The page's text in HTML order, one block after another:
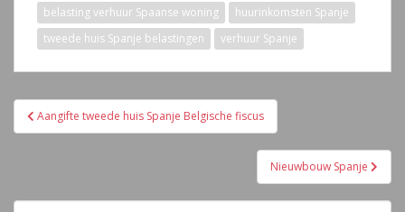
belasting verhuur Spaanse woning
huurinkomsten Spanje
tweede huis Spanje belastingen
verhuur Spanje
Navegación
de
Aangifte tweede huis Spanje Belgische fiscus
Nieuwbouw Spanje